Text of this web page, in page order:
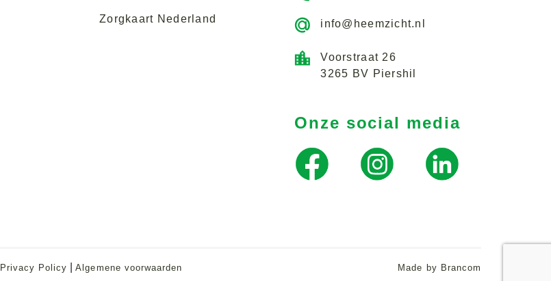
Zorgkaart Nederland info@heemzicht.nl
Voorstraat 26
3265 BV Piershil
Onze social media
Privacy Policy |Algemene voorwaarden Made by Brancom